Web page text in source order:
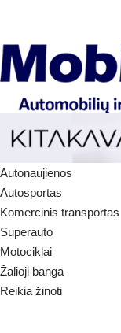
Autonaujienos
Autosportas
Komercinis transportas
Superauto
Motociklai
Žalioji banga
Reikia žinoti